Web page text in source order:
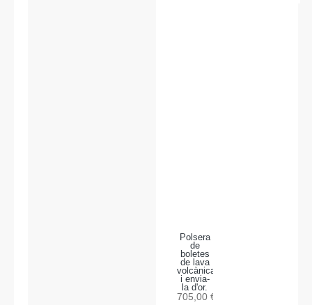
Polsera
de
boletes
de lava
volcànica
i envia-
la d'or.
705,00 €